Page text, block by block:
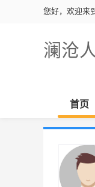
您好，欢迎来
澜沧
首页